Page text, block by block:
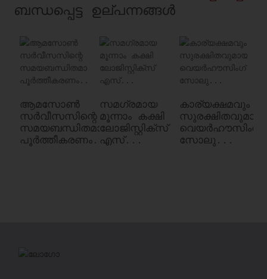
ബന്ധപ്പെട്ട ഉല്പന്നങ്ങൾ
ആമസോൺ
സർവീസസിന്റെ
സമയബന്ധിതമായ
പൂർത്തീകരണം...
സമഗ്രമായ
മൂന്നാം കക്ഷി
ലോജിസ്റ്റിക്സ്
എസ്...
കാര്യക്ഷമവും
സുരക്ഷിതവുമായ
വെയർഹൗസിംഗ്
സോലു...